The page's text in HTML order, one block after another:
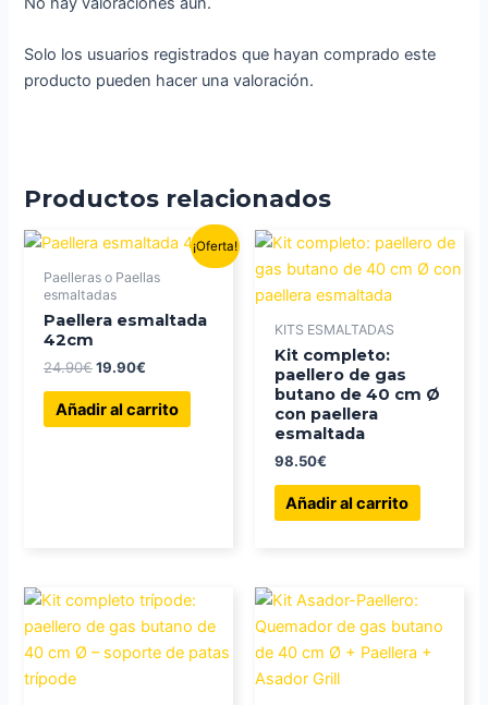
Solo los usuarios registrados que hayan comprado este
producto pueden hacer una valoración.
Productos relacionados
¡Oferta!
Paelleras o Paellas
esmaltadas
Paellera esmaltada
42cm
24.90€El
original
era:
19.90€El
actual
es:
Añadir al carrito
KITS ESMALTADAS
Kit completo:
paellero de gas
butano de 40 cm Ø
con paellera
esmaltada
98.50€
Añadir al carrito